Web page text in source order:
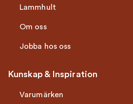
Lammhult
Om oss
Jobba hos oss
Kunskap & Inspiration
Varumärken